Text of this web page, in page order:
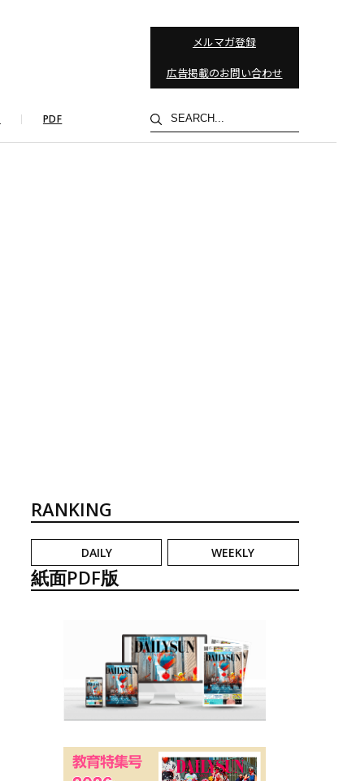
メルマガ登録
広告掲載のお問い合わせ
PDF
検
索
RANKING
DAILY WEEKLY
紙面PDF版